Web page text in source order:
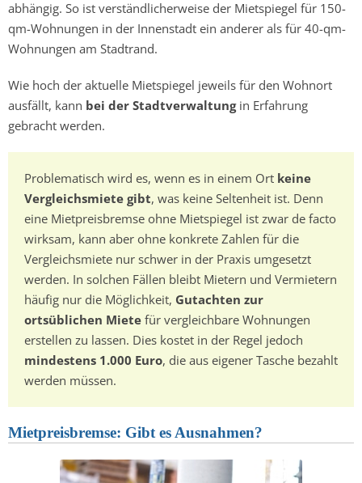
abhängig. So ist verständlicherweise der Mietspiegel für 150-
qm-Wohnungen in der Innenstadt ein anderer als für 40-qm-
Wohnungen am Stadtrand.
Wie hoch der aktuelle Mietspiegel jeweils für den Wohnort
ausfällt, kann bei der Stadtverwaltungin Erfahrung
gebracht werden.
Problematisch wird es, wenn es in einem Ort keine
Vergleichsmiete gibt, was keine Seltenheit ist. Denn
eine Mietpreisbremse ohne Mietspiegel ist zwar de facto
wirksam, kann aber ohne konkrete Zahlen für die
Vergleichsmiete nur schwer in der Praxis umgesetzt
werden. In solchen Fällen bleibt Mietern und Vermietern
häufig nur die Möglichkeit, Gutachten zur
ortsüblichen Miete für vergleichbare Wohnungen
erstellen zu lassen. Dies kostet in der Regel jedoch
mindestens 1.000 Euro, die aus eigener Tasche bezahlt
werden müssen.
Mietpreisbremse: Gibt es Ausnahmen?